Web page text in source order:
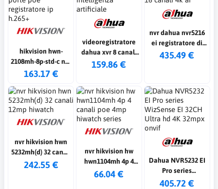
hikvision hwn-
2108mh-8p-std-c nvr
8 canali con 8 porte
h.265+
163.17 €
videoregistratore
dahua xvr 8 canali
5mp wizsense con
159.86 €
nvr dahua nvr5216
ei registratore di
rete 16 canali 4k ai
435.49 €
nvr hikvision hwn
5232mh(d) 32 canali
12mp hiwatch
242.55 €
nvr hikvision hw
hwn1104mh 4p 4
canali poe 4mp
66.04 €
Dahua NVR5232 EI
Pro series
WizSense EI 32CH
405.72 €